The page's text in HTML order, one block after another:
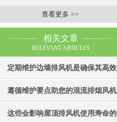
查看更多 >>
相关文章
RELEVANT ARTICLES
定期维护边墙排风机是确保其高效
通风效果的关键
遵循维护要点助您的混流排烟风机
成为真正“风中卫士”
这些会影响屋顶排风机使用寿命的